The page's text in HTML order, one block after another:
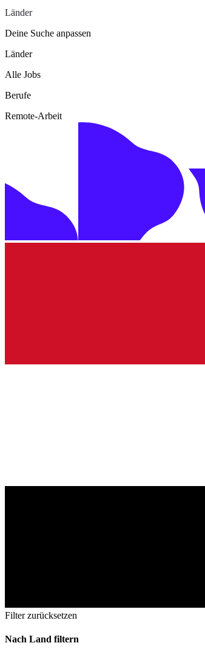
Länder
Deine Suche anpassen
Länder
Alle Jobs
Berufe
Remote-Arbeit
Filter zurücksetzen
Nach Land filtern